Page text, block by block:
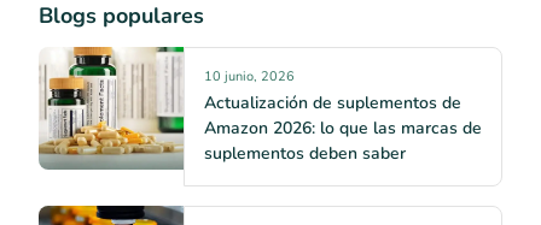
Blogs populares
10 junio, 2026
Actualización de suplementos de
Amazon 2026: lo que las marcas de
suplementos deben saber